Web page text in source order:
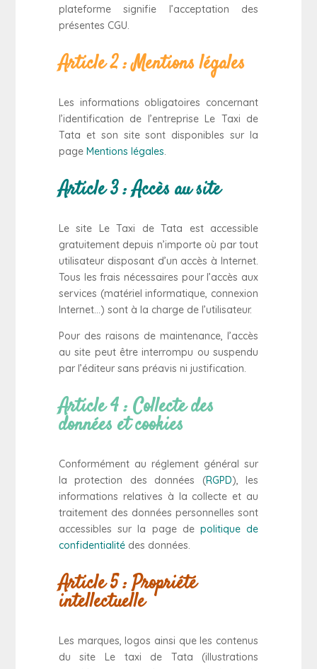
plateforme signifie l’acceptation des
présentes CGU.
Article 2 : Mentions légales
Les informations obligatoires concernant
l’identification de l’entreprise Le Taxi de
Tata et son site sont disponibles sur la
page Mentions légales.
Article 3 : Accès au site
Le site Le Taxi de Tata est accessible
gratuitement depuis n’importe où par tout
utilisateur disposant d’un accès à Internet.
Tous les frais nécessaires pour l’accès aux
services (matériel informatique, connexion
Internet…) sont à la charge de l’utilisateur.
Pour des raisons de maintenance, l’accès
au site peut être interrompu ou suspendu
par l’éditeur sans préavis ni justification.
Article 4 : Collecte des
données et cookies
Conformément au réglement général sur
la protection des données (RGPD), les
informations relatives à la collecte et au
traitement des données personnelles sont
accessibles sur la page de politique de
confidentialitédes données.
Article 5 : Propriété
intellectuelle
Les marques, logos ainsi que les contenus
du site Le taxi de Tata (illustrations